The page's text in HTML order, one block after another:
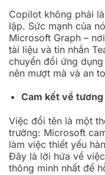
Copilot không phải
lập. Sức mạnh của
Microsoft Graph –
tài liệu và tin nhắn
chuyển đổi ứng
nên mượt mà và an
Cam kết về tương
Việc đổi tên là một
trường: Microsoft
làm việc thiết yếu
Đây là lời hứa về
thông minh nhất để